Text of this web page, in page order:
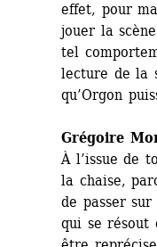
effet, pour
jouer la
tel
lecture de la
qu’Orgon
Grégoire
À l’issue de
la chaise,
de passer
qui se résout